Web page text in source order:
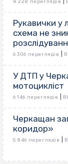
8 228 переглядів
Рукавички у
схема не
6 306 переглядів
У ДТП у
мотоцикліст
6 146 переглядів
Черкащан
коридор»
5 846 переглядів